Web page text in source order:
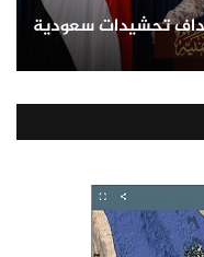
تحشيدات سعودية